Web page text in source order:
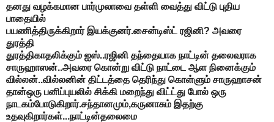
தனது வழக்கமான பார்முலாவை தள்ளி வைத்து விட்டு புதிய
பாதையில்
பயணித்திருக்கிறார் இயக்குனர்.சைன்டிஸ்ட் ரஜினி? அவரை
துரத்தி
துரத்திகாதலிக்கும் ஐஸ்..ரஜினி தந்தையாக நாட்டின் தலைவராக
சாருஹாஸன்..அவரை கொன்று விட்டு நாட்டை ஆள நினைக்கும்
வில்லன்..வில்லனின் திட்டத்தை தெரிந்து கொள்ளும் சாருஹாசன்
தான்ஒரு பனிப்புயலில் சிக்கி மறைந்து விட்ட்து போல் ஒரு
நாடகம்போடுகிறார்.சந்தானமும்,கருனாசும் இதற்கு
உதவுகிறார்கள்...நாட்டின்தலைமை